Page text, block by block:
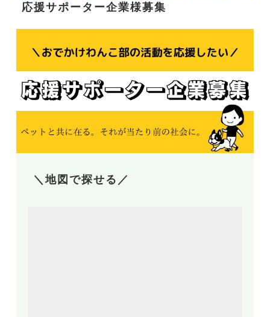
応援サポーター企業様募集
＼地図で探せる／